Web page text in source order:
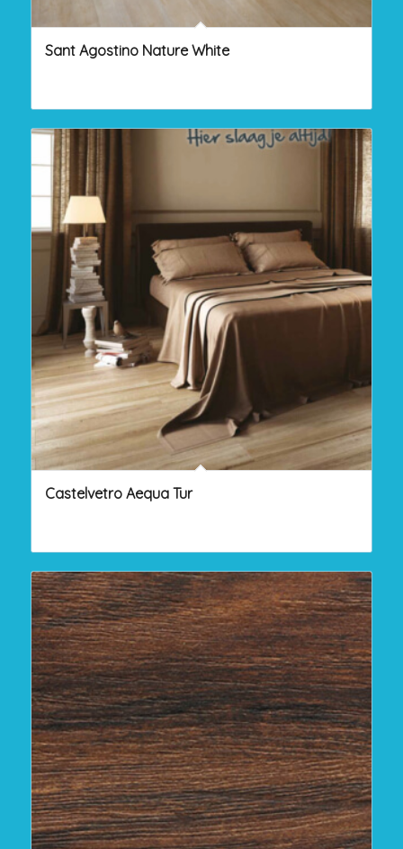
Sant Agostino Nature White
Castelvetro Aequa Tur